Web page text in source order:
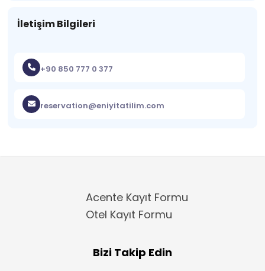
İletişim Bilgileri
+90 850 777 0 377
reservation@eniyitatilim.com
Acente Kayıt Formu
Otel Kayıt Formu
Bizi Takip Edin